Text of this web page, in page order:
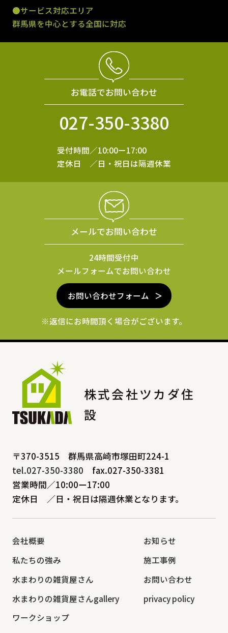
●サービス対応エリア
群馬県を中心とする全国に対応
お電話でお問い合わせ
027-350-3380
受付時間／10:00ー17:00
定休日 ／日・祝日は隔週休業
メールでお問い合わせ
24時間受付中
メールフォームでお問い合わせ
お問い合わせフォーム
※返信にお時間頂く場合がございます。
株式会社ツカダ住
設
〒370-3515 群馬県高崎市塚田町224-1
tel.027-350-3380 fax.027-350-3381
営業時間／10:00ー17:00
定休日 ／日・祝日は隔週休業となります。
会社概要
私たちの強み
水まわりの雑貨屋さん
水まわりの雑貨屋さんgallery
ワークショップ
お知らせ
施工事例
お問い合わせ
privacy policy